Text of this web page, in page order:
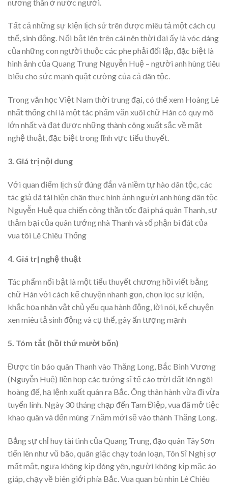
nương thân ở nước người.
Tất cả những sự kiện lịch sử trên được miêu tả một cách cụ
thể, sinh động. Nổi bật lên trên cái nên thời đại ấy là vóc dáng
của những con người thuộc các phe phải đối lập, đặc biệt là
hình ảnh của Quang Trung Nguyễn Huệ – người anh hùng tiêu
biểu cho sức mạnh quật cường của cả dân tộc.
Trong văn học Việt Nam thời trung đại, có thể xem Hoàng Lê
nhất thống chí là một tác phẩm văn xuôi chữ Hán có quy mô
lớn nhất và đạt được những thành công xuất sắc về mặt
nghệ thuật, đặc biệt trong lĩnh vực tiểu thuyết.
3. Giá trị nội dung
Với quan điểm lịch sử đúng đắn và niềm tự hào dân tộc, các
tác giả đã tái hiện chân thực hình ảnh người anh hùng dân tộc
Nguyễn Huệ qua chiến công thần tốc đại phá quân Thanh, sự
thảm bại của quân tướng nhà Thanh và số phận bi đát của
vua tôi Lê Chiêu Thống
4. Giá trị nghệ thuật
Tác phẩm nổi bật là một tiểu thuyết chương hồi viết bằng
chữ Hán với cách kể chuyện nhanh gọn, chọn lọc sự kiện,
khắc họa nhân vật chủ yếu qua hành động, lời nói, kể chuyện
xen miêu tả sinh động và cụ thể, gây ấn tượng mạnh
5. Tóm tắt (hồi thứ mười bốn)
Được tin báo quân Thanh vào Thăng Long, Bắc Bình Vương
(Nguyễn Huệ) liền họp các tướng sĩ tế cáo trời đất lên ngôi
hoàng đế, hạ lệnh xuất quân ra Bắc. Ông thân hành vừa đi vừa
tuyển lính. Ngày 30 tháng chạp đến Tam Điệp, vua đã mở tiệc
khao quân và đến mùng 7 năm mới sẽ vào thành Thăng Long.
Bằng sự chỉ huy tài tình của Quang Trung, đạo quân Tây Sơn
tiến lên như vũ bão, quân giặc chạy toán loạn, Tôn Sĩ Nghị sợ
mất mật, ngựa không kịp đóng yên, người không kịp mặc áo
giáp, chạy về biên giới phía Bắc. Vua quan bù nhìn Lê Chiêu